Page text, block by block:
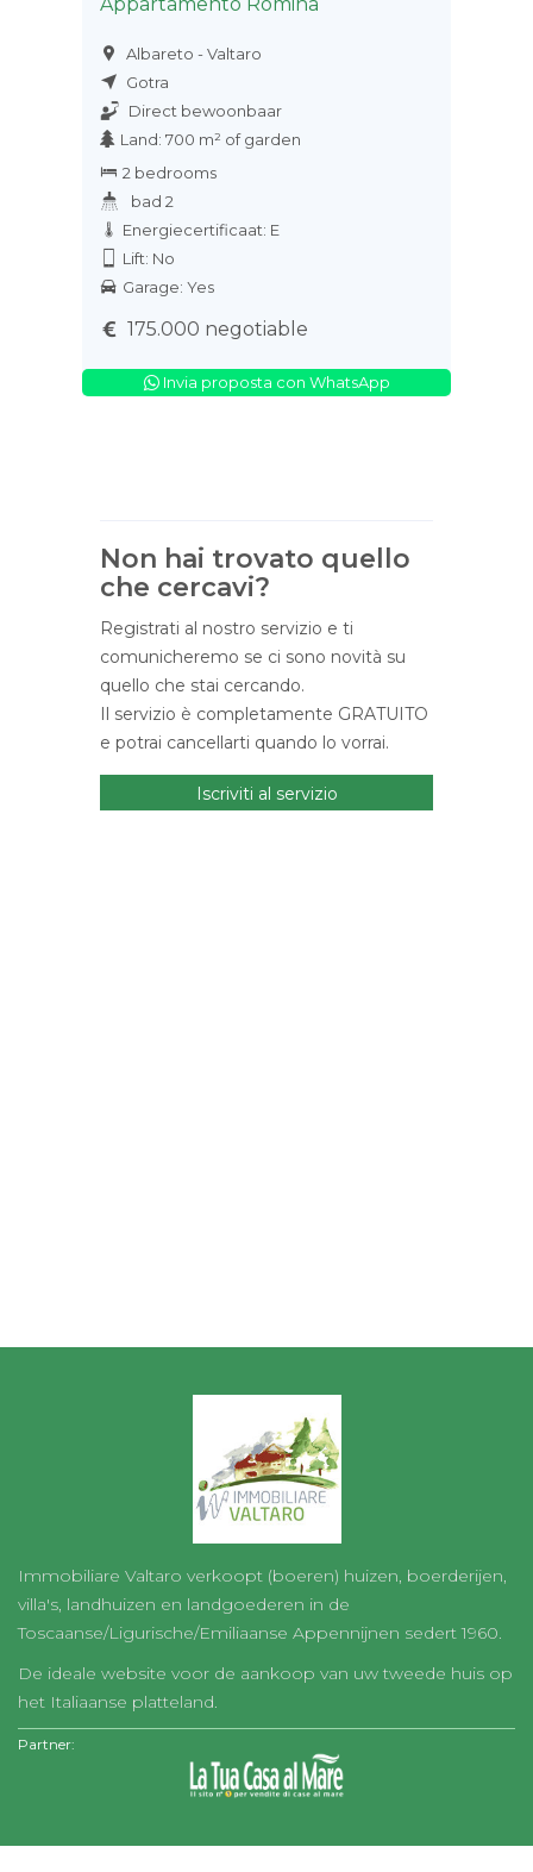
Albareto - Valtaro
Gotra
Direct bewoonbaar
Land: 700 m² of garden
2 bedrooms
bad 2
Energiecertificaat: E
Lift: No
Garage: Yes
175.000 negotiable
Invia proposta con WhatsApp
Non hai trovato quello
che cercavi?
Registrati al nostro servizio e ti
comunicheremo se ci sono novità su
quello che stai cercando.
Il servizio è completamente GRATUITO
e potrai cancellarti quando lo vorrai.
Iscriviti al servizio
Immobiliare Valtaro verkoopt (boeren) huizen, boerderijen,
villa's, landhuizen en landgoederen in de
Toscaanse/Ligurische/Emiliaanse Appennijnen sedert 1960.
De ideale website voor de aankoop van uw tweede huis op
het Italiaanse platteland.
Partner: